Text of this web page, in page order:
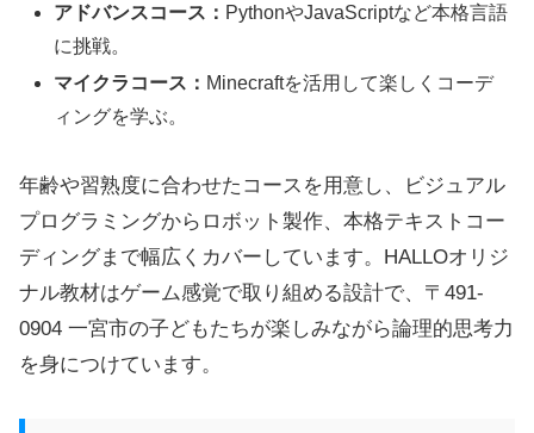
アドバンスコース： PythonやJavaScriptなど本格言語
に挑戦。
マイクラコース： Minecraftを活用して楽しくコーデ
ィングを学ぶ。
年齢や習熟度に合わせたコースを用意し、ビジュアル
プログラミングからロボット製作、本格テキストコー
ディングまで幅広くカバーしています。HALLOオリジ
ナル教材はゲーム感覚で取り組める設計で、〒491-
0904 一宮市の子どもたちが楽しみながら論理的思考力
を身につけています。